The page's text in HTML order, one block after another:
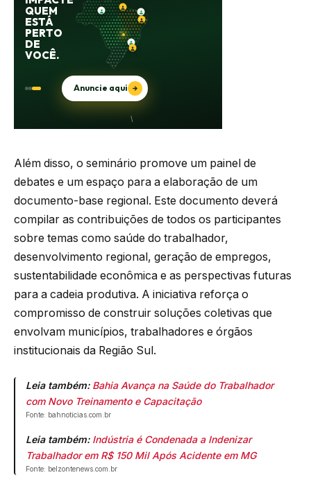
Além disso, o seminário promove um painel de
debates e um espaço para a elaboração de um
documento-base regional. Este documento deverá
compilar as contribuições de todos os participantes
sobre temas como saúde do trabalhador,
desenvolvimento regional, geração de empregos,
sustentabilidade econômica e as perspectivas futuras
para a cadeia produtiva. A iniciativa reforça o
compromisso de construir soluções coletivas que
envolvam municípios, trabalhadores e órgãos
institucionais da Região Sul.
Leia também: Bahia Avança na Saúde do Trabalhador
com Novo Treinamento e Capacitação
Fonte: bahnoticias.com.br
Leia também: Indústria é Condenada a Indenizar
Trabalhador em R$ 150 Mil Após Acidente em MG
Fonte: belzontenews.com.br